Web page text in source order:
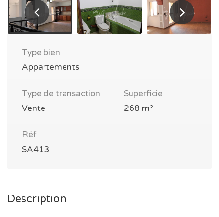
Type bien
Appartements
Type de transaction
Vente
Superficie
268 m²
Réf
SA413
Description